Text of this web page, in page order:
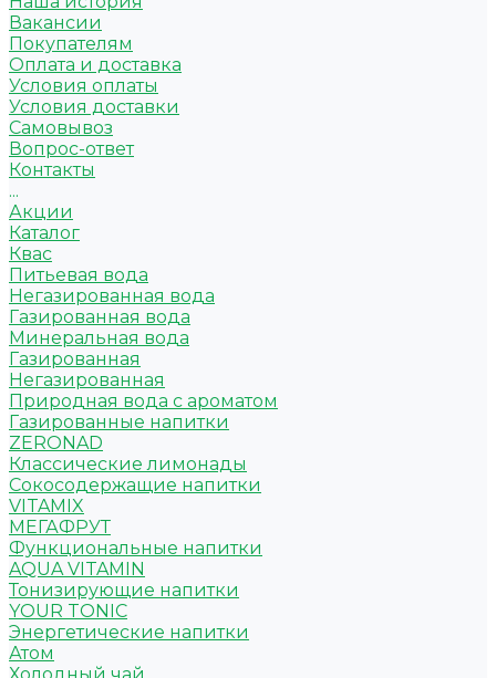
Вакансии
Покупателям
Оплата и доставка
Условия оплаты
Условия доставки
Самовывоз
Вопрос-ответ
Контакты
...
Акции
Каталог
Квас
Питьевая вода
Негазированная вода
Газированная вода
Минеральная вода
Газированная
Негазированная
Природная вода с ароматом
Газированные напитки
ZERONAD
Классические лимонады
Сокосодержащие напитки
VITAMIX
МЕГАФРУТ
Функциональные напитки
AQUA VITAMIN
Тонизирующие напитки
YOUR TONIC
Энергетические напитки
Атом